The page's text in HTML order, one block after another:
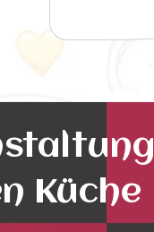
Küche